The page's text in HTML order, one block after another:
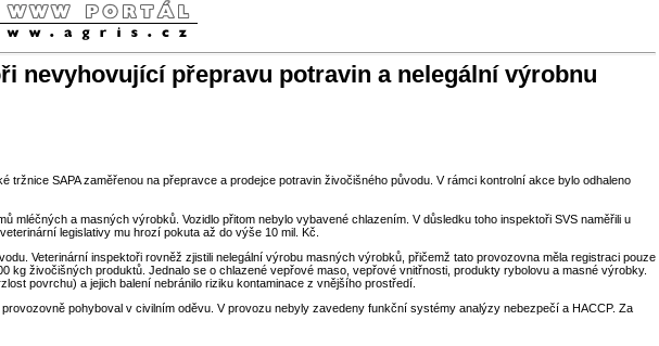
nevyhovující přepravu potravin a nelegální výrobnu
SAPA zaměřenou na přepravce a prodejce potravin živočišného původu. V rámci kontrolní akce bylo odhaleno
a masných výrobků. Vozidlo přitom nebylo vybavené chlazením. V důsledku toho inspektoři SVS naměřili u
legislativy mu hrozí pokuta až do výše 10 mil. Kč.
Veterinární inspektoři rovněž zjistili nelegální výrobu masných výrobků, přičemž tato provozovna měla registraci pouze
živočišných produktů. Jednalo se o chlazené vepřové maso, vepřové vnitřnosti, produkty rybolovu a masné výrobky.
povrchu) a jejich balení nebránilo riziku kontaminace z vnějšího prostředí.
pohyboval v civilním oděvu. V provozu nebyly zavedeny funkční systémy analýzy nebezpečí a HACCP. Za